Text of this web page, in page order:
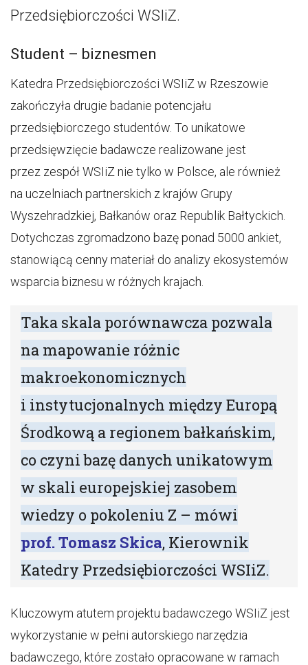
Przedsiębiorczości WSIiZ.
Student – biznesmen
Katedra Przedsiębiorczości WSIiZ w Rzeszowie
zakończyła drugie badanie potencjału
przedsiębiorczego studentów. To unikatowe
przedsięwzięcie badawcze realizowane jest
przez zespół WSIiZ nie tylko w Polsce, ale również
na uczelniach partnerskich z krajów Grupy
Wyszehradzkiej, Bałkanów oraz Republik Bałtyckich.
Dotychczas zgromadzono bazę ponad 5000 ankiet,
stanowiącą cenny materiał do analizy ekosystemów
wsparcia biznesu w różnych krajach.
Taka skala porównawcza pozwala
na mapowanie różnic
makroekonomicznych
i instytucjonalnych między Europą
Środkową a regionem bałkańskim,
co czyni bazę danych unikatowym
w skali europejskiej zasobem
wiedzy o pokoleniu Z – mówi
prof. Tomasz Skica, Kierownik
Katedry Przedsiębiorczości WSIiZ.
Kluczowym atutem projektu badawczego WSIiZ jest
wykorzystanie w pełni autorskiego narzędzia
badawczego, które zostało opracowane w ramach